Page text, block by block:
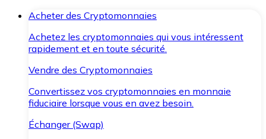
Acheter des Cryptomonnaies
Achetez les cryptomonnaies qui vous intéressent
rapidement et en toute sécurité.
Vendre des Cryptomonnaies
Convertissez vos cryptomonnaies en monnaie
fiduciaire lorsque vous en avez besoin.
Échanger (Swap)